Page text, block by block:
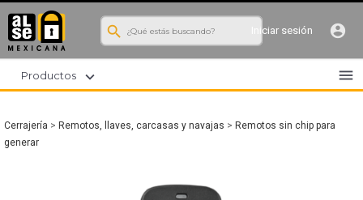
search Iniciar sesión account_circle
menu
Productos expand_more
Cerrajería > Remotos, llaves, carcasas y navajas > Remotos sin chip para
generar